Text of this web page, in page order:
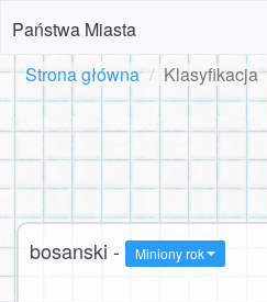
Państwa Miasta
Strona główna Klasyfikacja
bosanski - Miniony rok